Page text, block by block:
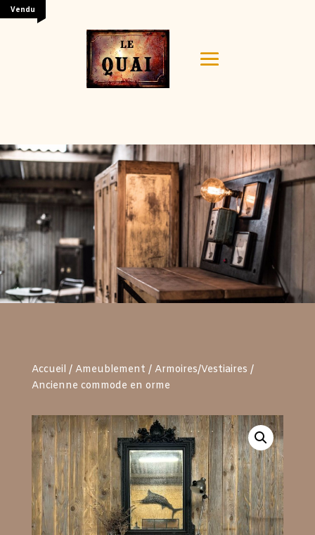
Vendu
Your content goes here. Edit or remove this text inline
or in the module Content settings. You can also style
every aspect of this content in the module Design
settings and even apply custom CSS to this text in the
module Advanced settings.
Accueil / Ameublement / Armoires/Vestiaires /
Ancienne commode en orme